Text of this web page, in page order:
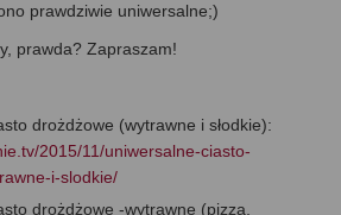
prawdziwie uniwersalne;)
prawda? Zapraszam!
drożdżowe (wytrawne i słodkie):
2015/11/uniwersalne-ciasto-
i-slodkie/
drożdżowe -wytrawne (pizza,